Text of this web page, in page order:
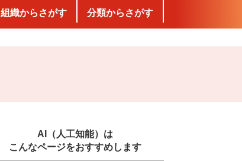
組織からさがす 分類からさがす
AI（人工知能）は
こんなページをおすすめします